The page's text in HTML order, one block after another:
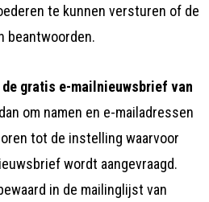
te kunnen versturen of de
beantwoorden.
de gratis e-mailnieuwsbrief van
om namen en e-mailadressen
tot de instelling waarvoor
wordt aangevraagd.
in de mailinglijst van